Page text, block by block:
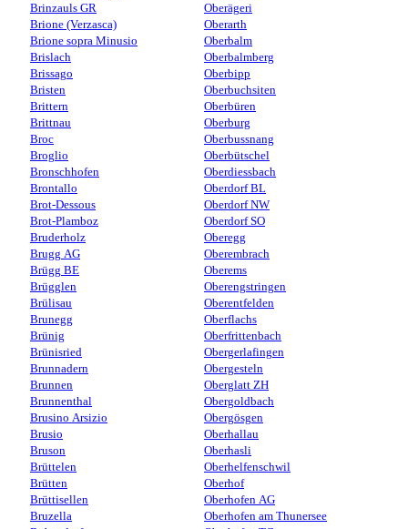
Brinzauls GR
Brione (Verzasca)
Brione sopra Minusio
Brislach
Brissago
Bristen
Brittern
Brittnau
Broc
Broglio
Bronschhofen
Brontallo
Brot-Dessous
Brot-Plamboz
Bruderholz
Brugg AG
Brügg BE
Brügglen
Brülisau
Brunegg
Brünig
Brünisried
Brunnadern
Brunnen
Brunnenthal
Brusino Arsizio
Brusio
Bruson
Brüttelen
Brütten
Brüttisellen
Bruzella
Oberägeri
Oberarth
Oberbalm
Oberbalmberg
Oberbipp
Oberbuchsiten
Oberbüren
Oberburg
Oberbussnang
Oberbütschel
Oberdiessbach
Oberdorf BL
Oberdorf NW
Oberdorf SO
Oberegg
Oberembrach
Oberems
Oberengstringen
Oberentfelden
Oberflachs
Oberfrittenbach
Obergerlafingen
Obergesteln
Oberglatt ZH
Obergoldbach
Obergösgen
Oberhallau
Oberhasli
Oberhelfenschwil
Oberhof
Oberhofen AG
Oberhofen am Thunersee